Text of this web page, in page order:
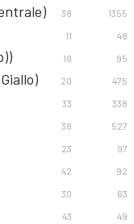
38 1355
11 48
19 95
20 475
33 338
38 527
23 97
42 92
30 63
43 49